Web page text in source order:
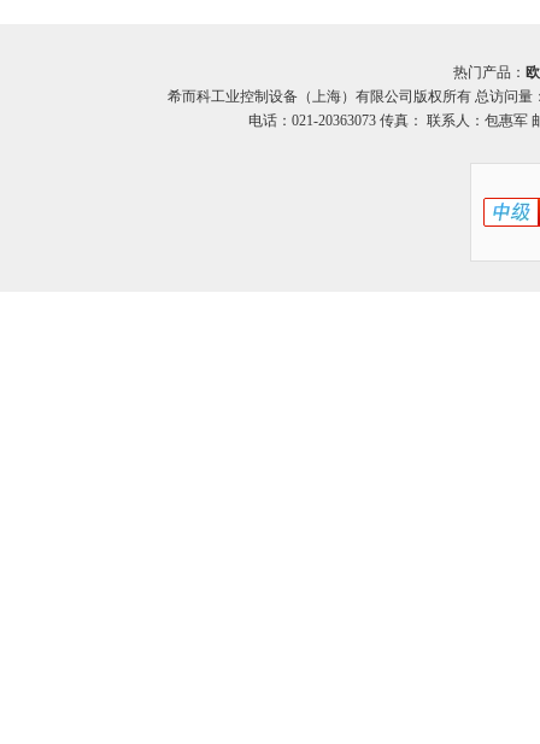
热门产品：
希而科工业控制设备（上海）有限公司版权所有 总访问量
电话：021-20363073 传真： 联系人：包惠军